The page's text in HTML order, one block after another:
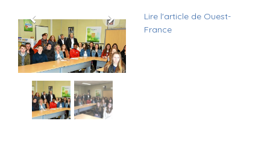
Lire l'article de Ouest-
France